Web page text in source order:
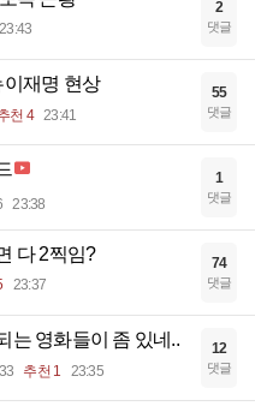
23:43
2
댓글
재명 현상
천 4 23:41
55
댓글
23:38
1
댓글
다 2찍임?
23:37
74
댓글
는 영화들이 좀 있네..
추천 1 23:35
12
댓글